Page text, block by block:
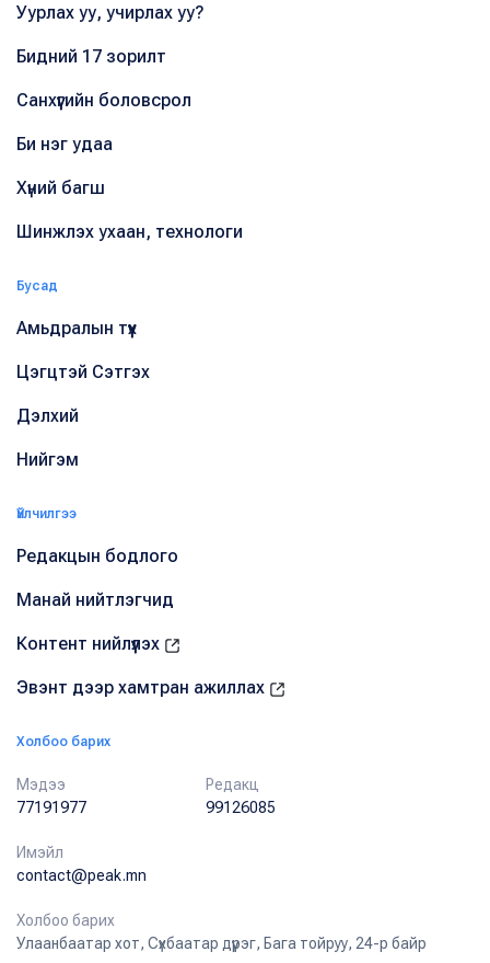
Уурлах уу, учирлах уу?
Бидний 17 зорилт
Санхүүгийн боловсрол
Би нэг удаа
Хүний багш
Шинжлэх ухаан, технологи
Бусад
Амьдралын түүх
Цэгцтэй Сэтгэх
Дэлхий
Нийгэм
Үйлчилгээ
Редакцын бодлого
Манай нийтлэгчид
Контент нийлүүлэх
Эвэнт дээр хамтран ажиллах
Холбоо барих
Мэдээ
77191977
Редакц
99126085
Имэйл
contact@peak.mn
Холбоо барих
Улаанбаатар хот, Сүхбаатар дүүрэг, Бага тойруу, 24-р байр